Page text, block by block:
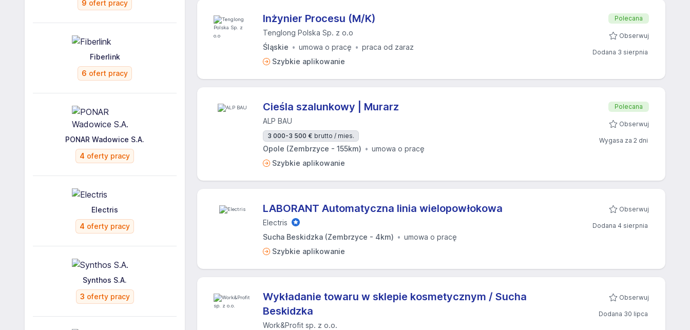
9 ofert pracy
Fiberlink
6 ofert pracy
PONAR Wadowice S.A.
4 oferty pracy
Electris
4 oferty pracy
Synthos S.A.
3 oferty pracy
Inżynier Procesu (M/K)
Tenglong Polska Sp. z o.o
Śląskie
umowa o pracę
praca od zaraz
Szybkie aplikowanie
Polecana
Obserwuj
Dodana 3 sierpnia
Cieśla szalunkowy | Murarz
ALP BAU
3 000-3 500 € brutto / mies.
Opole (Zembrzyce - 155km)
umowa o pracę
Szybkie aplikowanie
Polecana
Obserwuj
Wygasa za 2 dni
LABORANT Automatyczna linia wielopowłokowa
Electris
Sucha Beskidzka (Zembrzyce - 4km)
umowa o pracę
Szybkie aplikowanie
Obserwuj
Dodana 4 sierpnia
Wykładanie towaru w sklepie kosmetycznym / Sucha
Beskidzka
Work&Profit sp. z o.o.
Obserwuj
Dodana 30 lipca